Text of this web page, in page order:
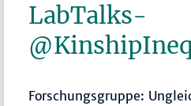
LabTalks­
Forschungsgruppe: